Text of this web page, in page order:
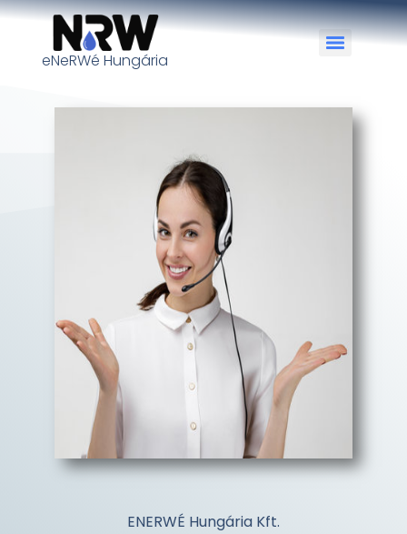
eNeRWé Hungária
ENERWÉ Hungária Kft.